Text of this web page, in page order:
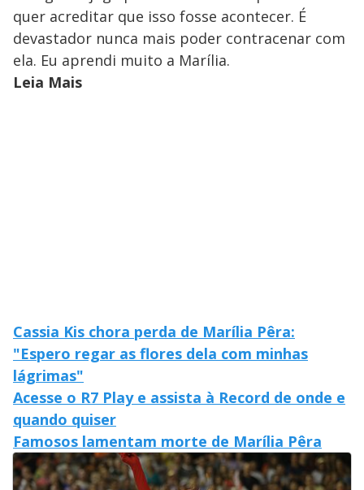
quer acreditar que isso fosse acontecer. É
devastador nunca mais poder contracenar com
ela. Eu aprendi muito a Marília.
Leia Mais
Cassia Kis chora perda de Marília Pêra:
"Espero regar as flores dela com minhas
lágrimas"
Acesse o R7 Play e assista à Record de onde e
quando quiser
Famosos lamentam morte de Marília Pêra